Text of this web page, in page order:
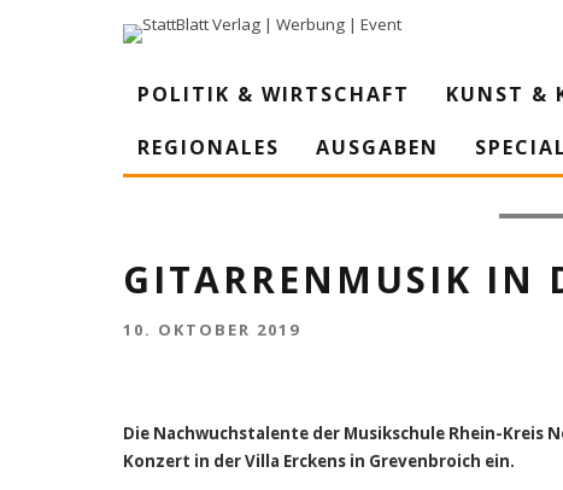
POLITIK & WIRTSCHAFT KUNST &
REGIONALES
AUSGABEN
GITARRENMUSIK IN
10. OKTOBER 2019
Die Nachwuchstalente der Musikschule Rhein-Kreis
Konzert in der Villa Erckens in Grevenbroich ein.